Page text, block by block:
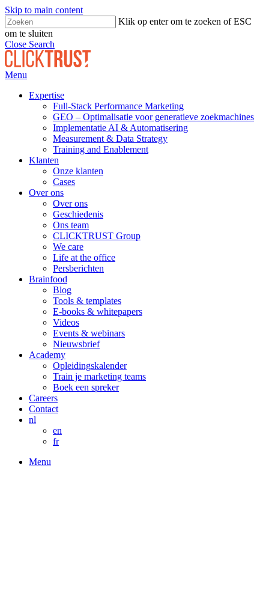
Skip to main content
Klik op enter om te zoeken of ESC
om te sluiten
Close Search
Menu
Expertise
Full-Stack Performance Marketing
GEO – Optimalisatie voor generatieve zoekmachines
Implementatie AI & Automatisering
Measurement & Data Strategy
Training and Enablement
Klanten
Onze klanten
Cases
Over ons
Over ons
Geschiedenis
Ons team
CLICKTRUST Group
We care
Life at the office
Persberichten
Brainfood
Blog
Tools & templates
E-books & whitepapers
Videos
Events & webinars
Nieuwsbrief
Academy
Opleidingskalender
Train je marketing teams
Boek een spreker
Careers
Contact
nl
en
fr
Menu